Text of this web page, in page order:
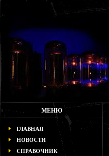
МЕНЮ
ГЛАВНАЯ
НОВОСТИ
СПРАВОЧНИК